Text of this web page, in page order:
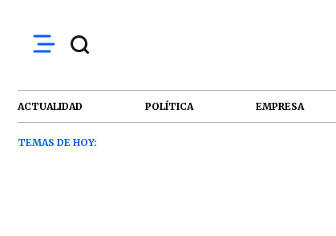
ACTUALIDAD POLÍTICA EMPRESA
TEMAS DE HOY: